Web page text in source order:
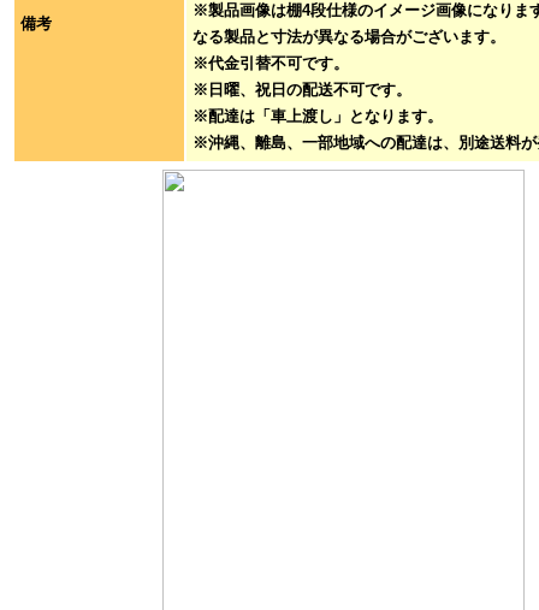
備考
※製品画像は棚4段仕様のイメージ画像になりま
なる製品と寸法が異なる場合がございます。
※代金引替不可です。
※日曜、祝日の配送不可です。
※配達は「車上渡し」となります。
※沖縄、離島、一部地域への配達は、別途送料